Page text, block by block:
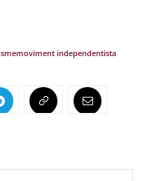
moviment independentista